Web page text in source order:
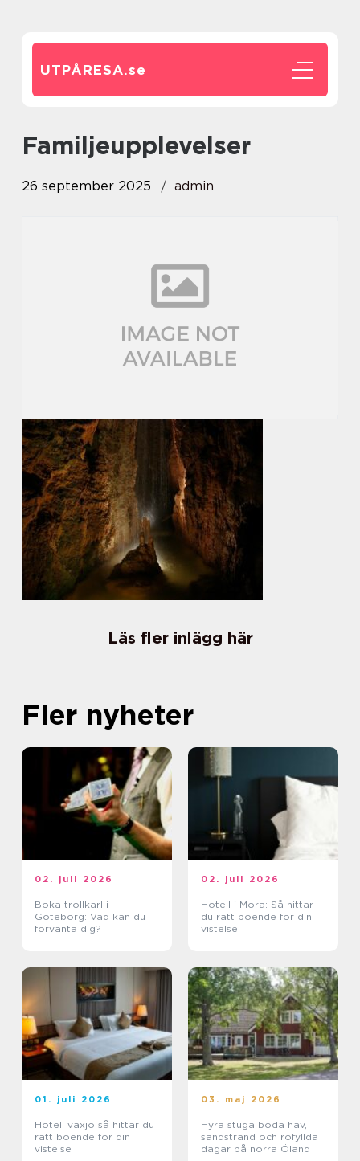
UTPÅRESA.se
Familjeupplevelser
26 september 2025 admin
Läs fler inlägg här
Fler nyheter
02. juli 2026
Boka trollkarl i
Göteborg: Vad kan du
förvänta dig?
02. juli 2026
Hotell i Mora: Så hittar
du rätt boende för din
vistelse
01. juli 2026
Hotell växjö så hittar du
rätt boende för din
vistelse
03. maj 2026
Hyra stuga böda hav,
sandstrand och rofyllda
dagar på norra Öland